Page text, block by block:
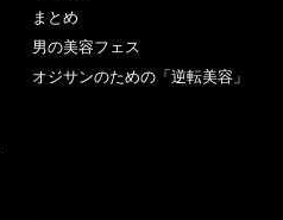
まとめ
男の美容フェス
オジサンのための「逆転美容」